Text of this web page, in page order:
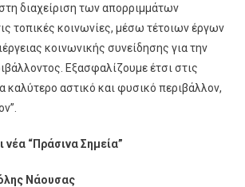
διαχείριση των απορριμμάτων
τοπικές κοινωνίες, μέσω τέτοιων έργων
κοινωνικής συνείδησης για την
Εξασφαλίζουμε έτσι στις
καλύτερο αστικό και φυσικό περιβάλλον,
νέα “Πράσινα Σημεία”
Νάουσας